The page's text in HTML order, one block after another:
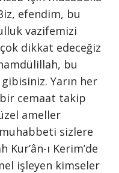
efendim, bu
vazifemizi
dikkat edeceğiz
bu
Yarın her
cemaat takip
ameller
muhabbeti sizlere
Kur’ân-ı Kerim’de
işleyen kimseler